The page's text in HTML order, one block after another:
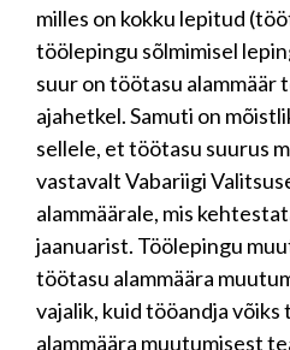
milles on kokku lepitud
töölepingu sõlmimisel
suur on töötasu alammäär
ajahetkel. Samuti on
sellele, et töötasu suurus
vastavalt Vabariigi
alammäärale, mis
jaanuarist. Töölepingu
töötasu alammäära
vajalik, kuid tööandja
alammäära muutumisest